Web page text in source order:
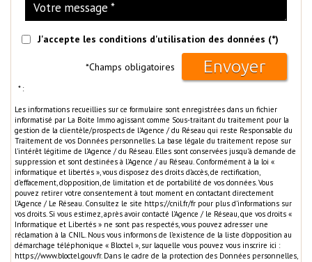
J'accepte les conditions d'utilisation des données (*)
Envoyer
*Champs obligatoires
* :
Les informations recueillies sur ce formulaire sont enregistrées dans un fichier
informatisé par La Boite Immo agissant comme Sous-traitant du traitement pour la
gestion de la clientèle/prospects de l'Agence / du Réseau qui reste Responsable du
Traitement de vos Données personnelles. La base légale du traitement repose sur
l'intérêt légitime de l'Agence / du Réseau. Elles sont conservées jusqu'à demande de
suppression et sont destinées à l'Agence / au Réseau. Conformément à la loi «
informatique et libertés », vous disposez des droits d’accès, de rectification,
d’effacement, d’opposition, de limitation et de portabilité de vos données. Vous
pouvez retirer votre consentement à tout moment en contactant directement
l’Agence / Le Réseau. Consultez le site https://cnil.fr/fr pour plus d’informations sur
vos droits. Si vous estimez, après avoir contacté l'Agence / le Réseau, que vos droits «
Informatique et Libertés » ne sont pas respectés, vous pouvez adresser une
réclamation à la CNIL. Nous vous informons de l’existence de la liste d'opposition au
démarchage téléphonique « Bloctel », sur laquelle vous pouvez vous inscrire ici :
https://www.bloctel.gouv.fr. Dans le cadre de la protection des Données personnelles,